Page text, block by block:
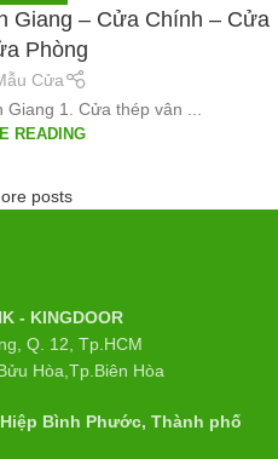
Giang – Cửa Chính – Cửa
Phòng
Cửa
1. Cửa thép vân ...
READING
posts
- KINGDOOR
Q. 12, Tp.HCM
Hòa,Tp.Biên Hòa
Bình Phước, Thành phố